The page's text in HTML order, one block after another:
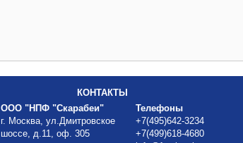
КОНТАКТЫ
ООО "НПФ "Скарабеи"
г. Москва, ул.Дмитровское
шоссе, д.11, оф. 305
Телефоны
+7(495)642-3234
+7(499)618-4680